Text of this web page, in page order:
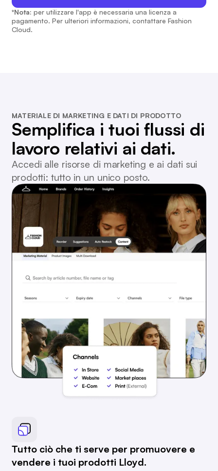
*Nota: per utilizzare l'app è necessaria una licenza a
pagamento. Per ulteriori informazioni, contattare Fashion
Cloud.
MATERIALE DI MARKETING E DATI DI PRODOTTO
Semplifica i tuoi flussi di
lavoro relativi ai dati.
Accedi alle risorse di marketing e ai dati sui
prodotti: tutto in un unico posto.
Tutto ciò che ti serve per promuovere e
vendere i tuoi prodotti Lloyd.